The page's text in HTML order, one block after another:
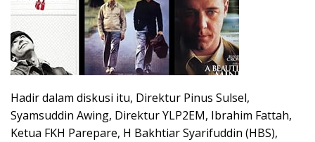
Hadir dalam diskusi itu, Direktur Pinus Sulsel,
Syamsuddin Awing, Direktur YLP2EM, Ibrahim Fattah,
Ketua FKH Parepare, H Bakhtiar Syarifuddin (HBS),